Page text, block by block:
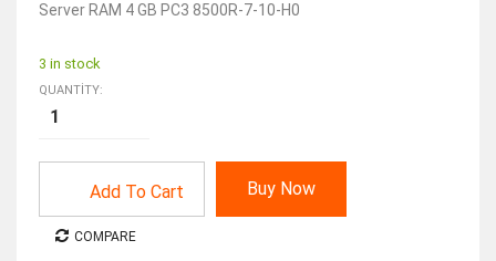
Server RAM 4 GB PC3 8500R-7-10-H0
3 in stock
QUANTITY:
Add To Cart Buy Now
COMPARE